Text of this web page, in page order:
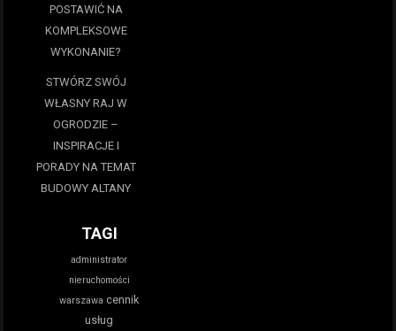
POSTAWIĆ NA
KOMPLEKSOWE
WYKONANIE?
STWÓRZ SWÓJ
WŁASNY RAJ W
OGRODZIE –
INSPIRACJE I
PORADY NA TEMAT
BUDOWY ALTANY
TAGI
administrator
nieruchomości
warszawa cennik
usług